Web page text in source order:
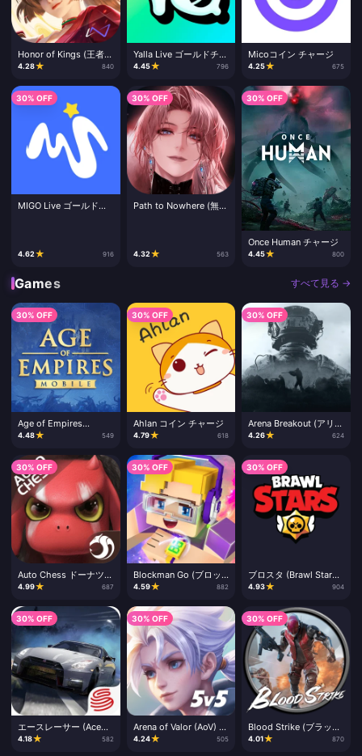
Honor of Kings (王者栄
耀) チャージ
4.28★ 840
Yalla Live ゴールドチャ
ージ
4.45★ 796
Micoコイン チャージ
4.25★ 675
30% OFF
MIGO Live ゴールドチ
4.62★ 916
30% OFF
Path to Nowhere (無期
4.32★ 563
30% OFF
Once Human チャージ
4.45★ 800
Games すべて見る →
30% OFF
Age of Empires
Mobile エンパイアコイ
4.48★ 549
30% OFF
Ahlan コイン チャージ
4.79★ 618
30% OFF
Arena Breakout (アリー
ナブレイクアウト) チャ
4.26★ 624
30% OFF
Auto Chess ドーナツ・
チャージ
4.99★ 687
30% OFF
Blockman Go (ブロッ
クマンゴー) チャージ
4.59★ 882
30% OFF
ブロスタ (Brawl Stars)
ジェム・ブロスタパス
4.93★ 904
30% OFF
エースレーサー (Ace
Racer) トークンチャー
4.18★ 582
30% OFF
Arena of Valor (AoV) 課
金バウチャー
4.24★ 505
30% OFF
Blood Strike (ブラッド
ストライク) チャージ
4.01★ 870